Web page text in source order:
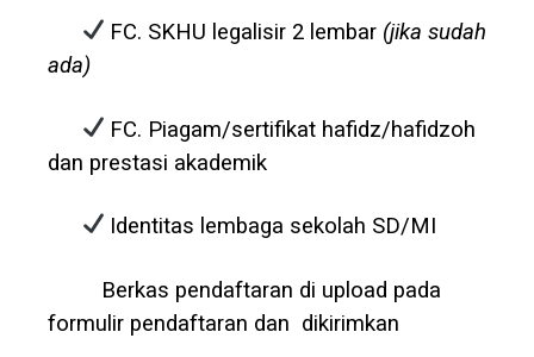
FC. SKHU legalisir 2 lembar (jika sudah
ada)
FC. Piagam/sertifikat hafidz/hafidzoh
dan prestasi akademik
Identitas lembaga sekolah SD/MI
Berkas pendaftaran di upload pada
formulir pendaftaran dan dikirimkan